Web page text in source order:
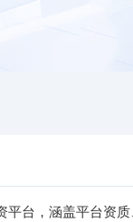
台，涵盖平台资